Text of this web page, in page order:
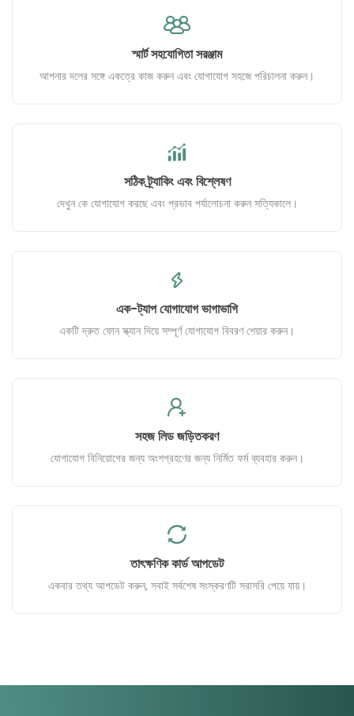
স্মার্ট সহযোগিতা সরঞ্জাম
আপনার দলের সঙ্গে একত্রে কাজ করুন এবং যোগাযোগ সহজে পরিচালনা করুন।
সঠিক ট্র্যাকিং এবং বিশ্লেষণ
দেখুন কে যোগাযোগ করছে এবং প্রভাব পর্যালোচনা করুন সত্যিকালে।
এক-ট্যাপ যোগাযোগ ভাগাভাগি
একটি দ্রুত ফোন স্ক্যান দিয়ে সম্পূর্ণ যোগাযোগ বিবরণ শেয়ার করুন।
সহজ লিড জড়িতকরণ
যোগাযোগ বিনিয়োগের জন্য অংশগ্রহণের জন্য নির্মিত ফর্ম ব্যবহার করুন।
তাৎক্ষণিক কার্ড আপডেট
একবার তথ্য আপডেট করুন, সবাই সর্বশেষ সংস্করণটি সরাসরি পেয়ে যায়।